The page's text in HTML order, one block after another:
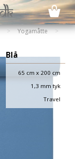
> Yogamåtte
Blå
65 cm x 200 cm
1,3 mm tyk
Travel